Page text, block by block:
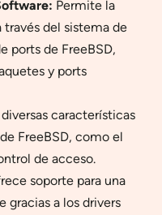
Permite la
del sistema de
ports de FreeBSD,
y ports
características
FreeBSD, como el
de acceso.
soporte para una
gracias a los drivers